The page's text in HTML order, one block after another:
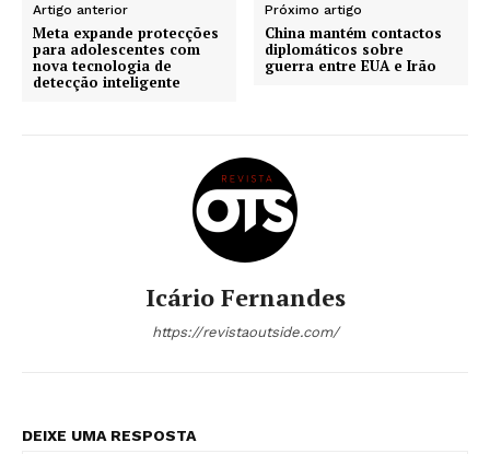
Artigo anterior
Meta expande protecções
para adolescentes com
nova tecnologia de
detecção inteligente
Próximo artigo
China mantém contactos
diplomáticos sobre
guerra entre EUA e Irão
Icário Fernandes
https://revistaoutside.com/
DEIXE UMA RESPOSTA